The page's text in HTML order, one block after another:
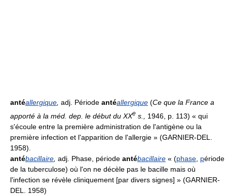
antéallergique adj. Période antéallergique (Ce que la France a
apporté à la méd. dep. le début du XXe s.,
1946, p. 113) « qui
s'écoule entre la première administration de l'antigène ou la
première infection et l'apparition de l'allergie » (GARNIER-DEL.
1958).
antébacillaire adj. Phase, période antébacillaire « (phase période
de la tuberculose) où l'on ne décèle pas le bacille mais où
l'infection se révèle cliniquement [par divers signes] » (GARNIER-
DEL. 1958)